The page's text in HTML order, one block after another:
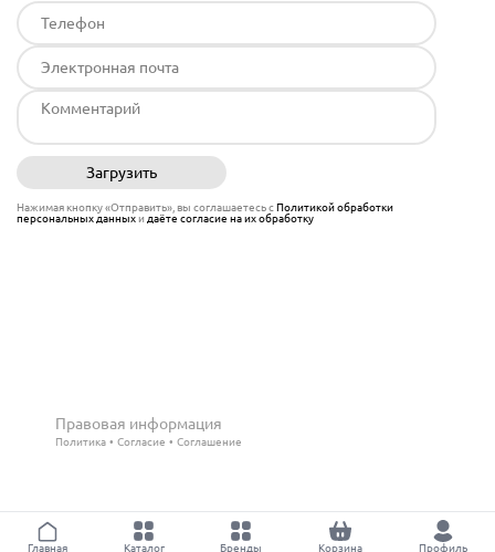
Загрузить
Нажимая кнопку «Отправить», вы соглашаетесь сПолитикой обработки
персональных данныхи даёте согласие на их обработку
Правовая информация
Политика Согласие Соглашение
Главная Каталог Бренды Корзина Профиль